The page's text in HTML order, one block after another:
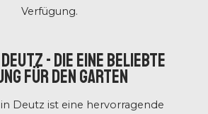
Verfügung.
- Die eine beliebte
für den Garten
Deutz ist eine hervorragende